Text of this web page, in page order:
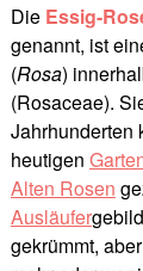
Die Essig-
genannt, ist
(Rosa)
(Rosaceae).
Jahrhunderten
heutigen
Alten Rosen
Ausläufer
gekrümmt,